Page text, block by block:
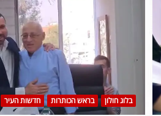
בלוג חולון בראש הכותרות חדשות העיר